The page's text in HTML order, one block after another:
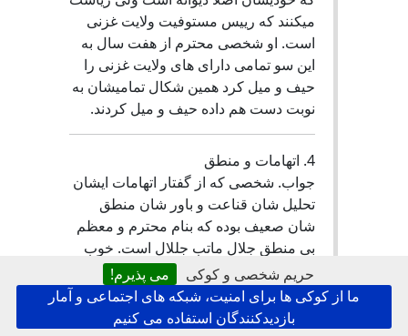
حریم شخصی و کوکی
می پذیرم!
ما از کوکی ها برای امنیت، شبکه های اجتماعی و آمار
بازدیدکنندگان استفاده می کنیم
میکنند که رییس مستوفیت ولایت غزنی
است. او شخصی محترم از هفت سال به
این سو تمامی دارای های ولایت غزنی را
حیف و میل کرد همین شکال تمامیشان به
نوبت دست هم داده حیف و میل کردند.
4. اتهامات و منطق
جواب. شخصی که از گفتار اتهامات ایشان
تحلیل شان قناعت و باور شان منطق
شان صعیف بوده که بنام محترم و معظم
بی منطق جلال ماتب جللال است. خوب
دوست نادانسته مایان اگر شخصی مثلی تو
که اتهام به شخصیت بزرگان قوم وارد
کرند .میگویند که آفتاب به دو انگوشت